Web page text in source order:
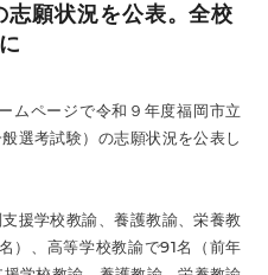
願状況を公表。全校
ムページで令和９年度福岡市立
選考試験）の志願状況を公表し
援学校教諭、養護教諭、栄養教
）、高等学校教諭で91名（前年